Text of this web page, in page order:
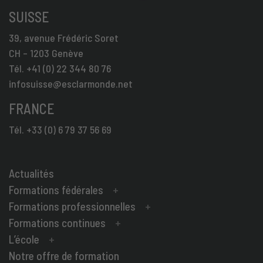
SUISSE
39, avenue Frédéric Soret
CH – 1203 Genève
Tél. +41 (0) 22 344 80 76
infosuisse@esclarmonde.net
FRANCE
Tél. +33 (0) 6 79 37 56 69
Actualités
Formations fédérales
Formations professionnelles
Formations continues
L’école
Notre offre de formation